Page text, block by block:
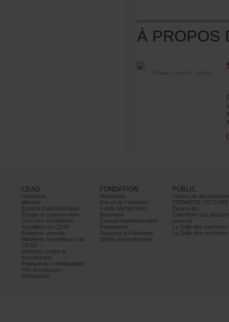
(Photo:HugoB.Lefort)
CEAD
Historique
Mission
Conseild’administration
Équipeetcoordonnées
S’inscrireàl’infolettre
ActualitésduCEAD
Rapportsannuels
Membreshonorifiquesdu
CEAD
Mesurescontrele
harcèlement
Politiquedeconfidentialité
Prixetconcours
Partenaires
FONDATION
Historique
PrixdelaFondation
FondsMichelMarc
Bouchard
Conseild’administration
Partenaires
AppuyezlaFondation
Objetspromotionnels
PUBLIC
PREMIÈRELECTURE
Divans-lits
autrices